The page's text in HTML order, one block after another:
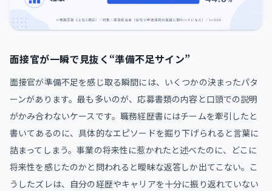
面接官が一瞬で見抜く“準備不足サイン”
面接官が準備不足を感じ取る瞬間には、いくつかの決まったパタ
ーンがあります。最も多いのが、応募書類の内容と口頭での説明
がかみ合わないケースです。職務経歴書にはチームを牽引したと
書いてあるのに、具体的なエピソードを掘り下げられると言葉に
詰まってしまう。事業の将来性に惹かれたと述べたのに、どこに
将来性を感じたのかと問われると曖昧な返答しか出てこない。こ
うしたズレは、自分の経歴やキャリアを十分に振り返れていない